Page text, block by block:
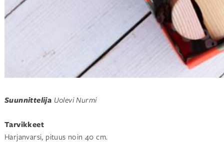
Suunnittelija Uolevi Nurmi
Tarvikkeet
Harjanvarsi, pituus noin 40 cm.